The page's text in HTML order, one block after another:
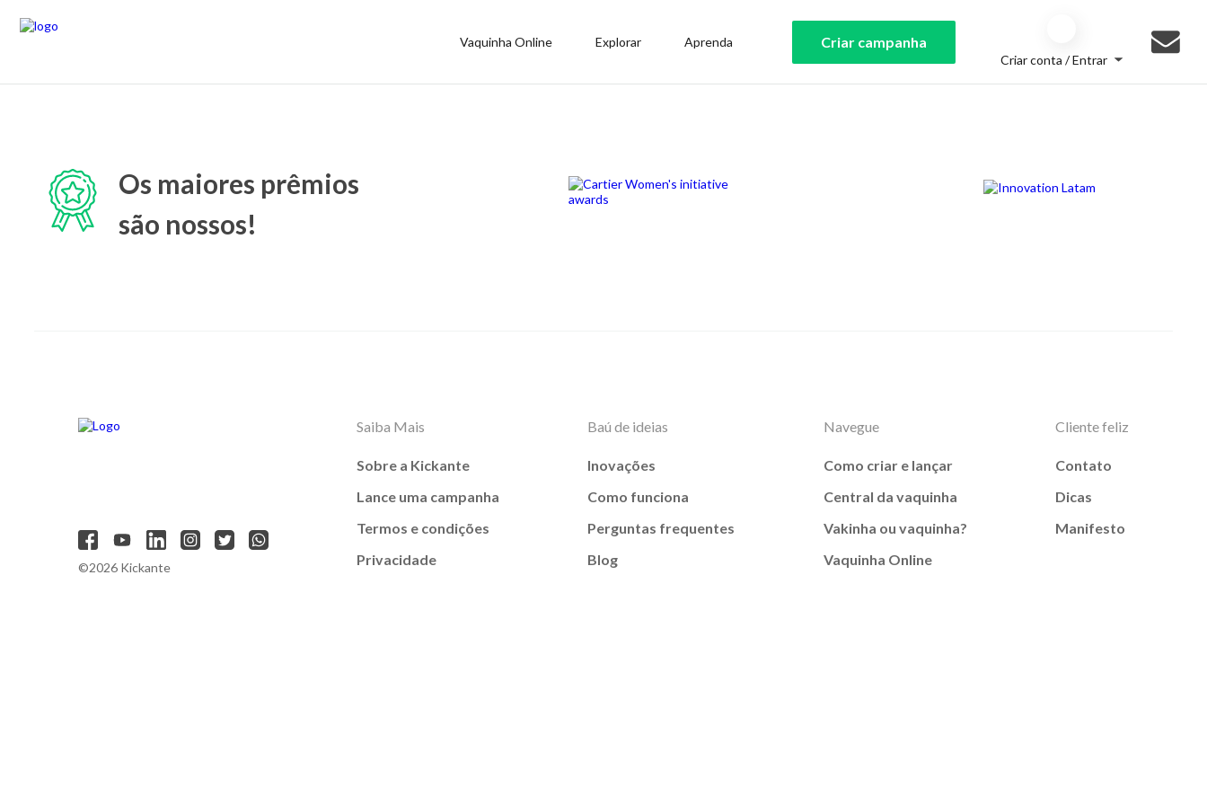
Vaquinha Online Explorar Aprenda Criar campanha
Criar conta / Entrar
Os maiores prêmios
são nossos!
©2026 Kickante
Saiba Mais
Sobre a Kickante
Lance uma campanha
Termos e condições
Privacidade
Baú de ideias
Inovações
Como funciona
Perguntas frequentes
Blog
Navegue
Como criar e lançar
Central da vaquinha
Vakinha ou vaquinha?
Vaquinha Online
Cliente feliz
Contato
Dicas
Manifesto